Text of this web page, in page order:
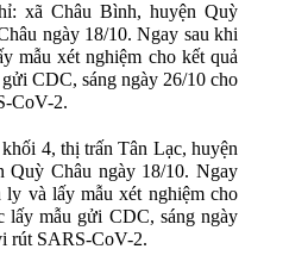
xã Châu Bình, huyện Quỳ
ngày 18/10. Ngay sau khi
mẫu xét nghiệm cho kết quả
CDC, sáng ngày 26/10 cho
CoV-2.
4, thị trấn Tân Lạc, huyện
Châu ngày 18/10. Ngay
và lấy mẫu xét nghiệm cho
lấy mẫu gửi CDC, sáng ngày
rút SARS-CoV-2.